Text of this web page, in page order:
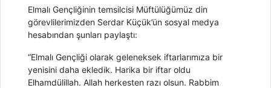
Elmalı Gençliğinin temsilcisi Müftülüğümüz din
görevlilerimizden Serdar Küçük’ün sosyal medya
hesabından şunları paylaştı:
“Elmalı Gençliği olarak geleneksek iftarlarımıza bir
yenisini daha ekledik. Harika bir iftar oldu
Elhamdülillah. Allah herkesten razı olsun. Rabbim